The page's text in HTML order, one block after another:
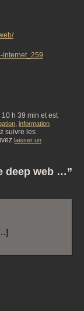
internet_259
h 39 min et est
, information
suivre les
laisser un
deep web …”